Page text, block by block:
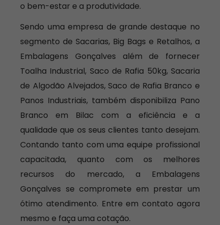
o bem-estar e a produtividade.
Sendo uma empresa de grande destaque no
segmento de Sacarias, Big Bags e Retalhos, a
Embalagens Gonçalves além de fornecer
Toalha Industrial, Saco de Rafia 50kg, Sacaria
de Algodão Alvejados, Saco de Rafia Branco e
Panos Industriais, também disponibiliza Pano
Branco em Bilac com a eficiência e a
qualidade que os seus clientes tanto desejam.
Contando tanto com uma equipe profissional
capacitada, quanto com os melhores
recursos do mercado, a Embalagens
Gonçalves se compromete em prestar um
ótimo atendimento. Entre em contato agora
mesmo e faça uma cotação.